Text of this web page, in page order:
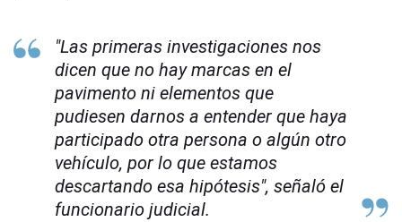
"Las primeras investigaciones nos
dicen que no hay marcas en el
pavimento ni elementos que
pudiesen darnos a entender que haya
participado otra persona o algún otro
vehículo, por lo que estamos
descartando esa hipótesis", señaló el
funcionario judicial.